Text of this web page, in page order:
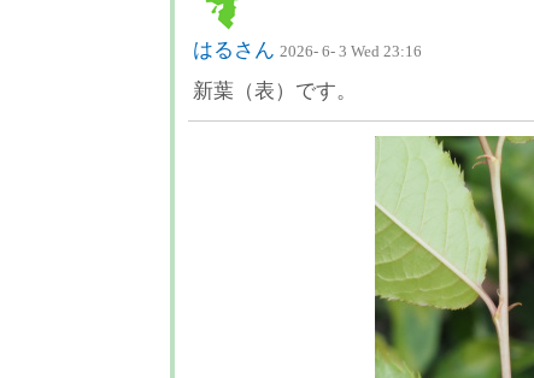
はるさん 2026- 6- 3 Wed 23:16
新葉（表）です。